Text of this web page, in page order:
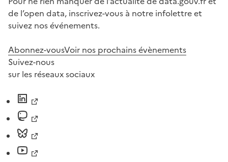
de l’open data, inscrivez-vous à notre infolettre et
suivez nos événements.
Abonnez-vousVoir nos prochains évènements
Suivez-nous
sur les réseaux sociaux